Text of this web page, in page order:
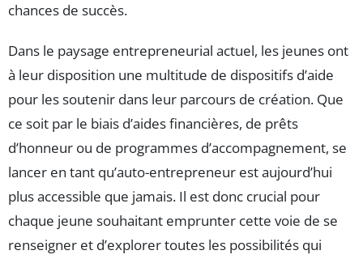
chances de succès.
Dans le paysage entrepreneurial actuel, les jeunes ont
à leur disposition une multitude de dispositifs d’aide
pour les soutenir dans leur parcours de création. Que
ce soit par le biais d’aides financières, de prêts
d’honneur ou de programmes d’accompagnement, se
lancer en tant qu’auto-entrepreneur est aujourd’hui
plus accessible que jamais. Il est donc crucial pour
chaque jeune souhaitant emprunter cette voie de se
renseigner et d’explorer toutes les possibilités qui